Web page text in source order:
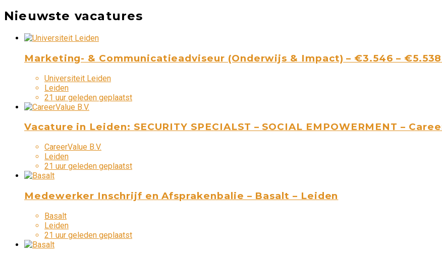
Nieuwste vacatures
Marketing- & Communicatieadviseur (Onderwijs & Impact) – €3.546 –
Universiteit Leiden
Leiden
21 uur geleden geplaatst
Vacature in Leiden: SECURITY SPECIALST – SOCIAL EMPOWERMENT –
CareerValue B.V.
Leiden
21 uur geleden geplaatst
Medewerker Inschrijf en Afsprakenbalie – Basalt – Leiden
Basalt
Leiden
21 uur geleden geplaatst